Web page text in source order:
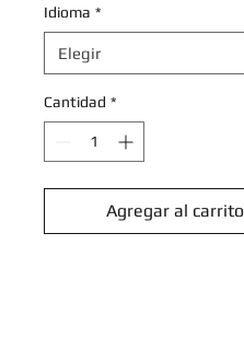
Idioma *
Cantidad *
Agregar al carrito